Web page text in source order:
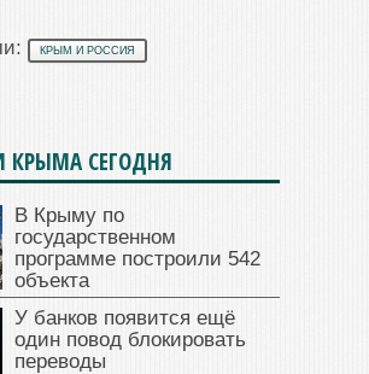
КРЫМ И РОССИЯ
КРЫМА СЕГОДНЯ
В Крыму по
государственном
программе построили 542
объекта
У банков появится ещё
один повод блокировать
переводы